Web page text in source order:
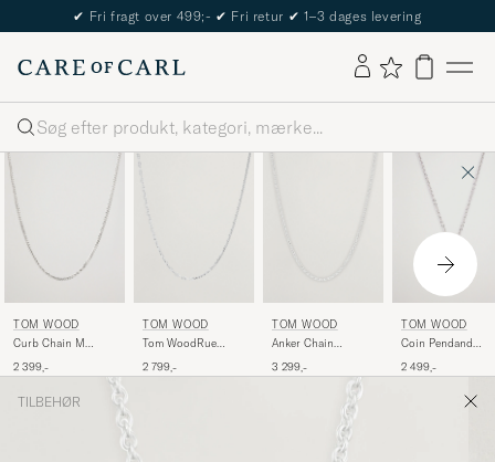
✔ Fri fragt over 499;- ✔ Fri retur ✔ 1–3 dages levering
Søg
TOM WOOD
Curb Chain M
2 399,-
TOM WOOD
Tom WoodRue
NecklaceSilver
2 799,-
TOM WOOD
Anker Chain
3 299,-
TOM WOOD
Coin Pendand
2 499,-
TILBEHØR